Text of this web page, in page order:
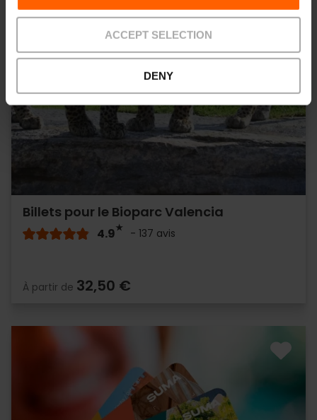
ACCEPT SELECTION
DENY
Billets pour le Bioparc Valencia
4.9 - 137 avis
À partir de 32,50 €